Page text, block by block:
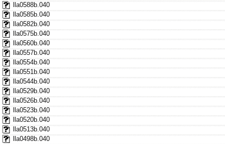
lla0588b.040
lla0585b.040
lla0582b.040
lla0575b.040
lla0560b.040
lla0557b.040
lla0554b.040
lla0551b.040
lla0544b.040
lla0529b.040
lla0526b.040
lla0523b.040
lla0520b.040
lla0513b.040
lla0498b.040